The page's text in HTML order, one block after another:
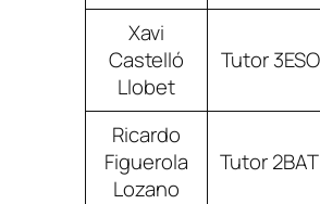
Xavi
Castelló
Llobet
Tutor
Ricardo
Figuerola
Lozano
Tutor